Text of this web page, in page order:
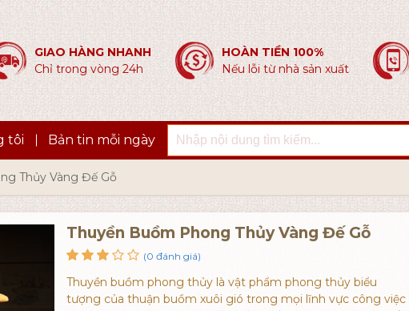
GIAO HÀNG NHANH
Chỉ trong vòng 24h
HOÀN TIỀN 100%
Nếu lỗi từ nhà sản xuất
tôi Bản tin mỗi ngày
Thủy Vàng Đế Gỗ
Thuyền Buồm Phong Thủy Vàng Đế Gỗ
(0 đánh giá)
Thuyền buồm phong thủy là vật phẩm phong thủy biểu
tượng của thuận buồm xuôi gió trong mọi lĩnh vực công việc